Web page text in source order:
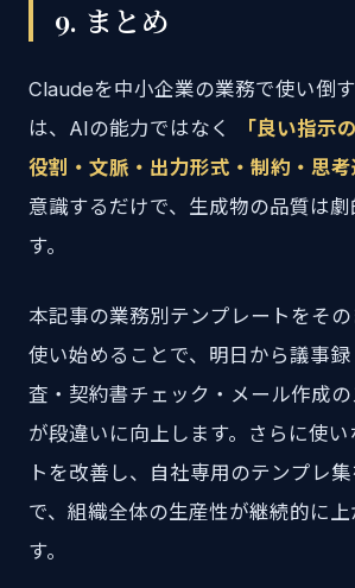
9. まとめ
Claudeを中小企業の業務で使い倒
は、AIの能力ではなく
「良い指示
役割・文脈・出力形式・制約・思考
意識するだけで、生成物の品質は劇
す。
本記事の業務別テンプレートをそ
使い始めることで、明日から議事
査・契約書チェック・メール作成
が段違いに向上します。さらに使
トを改善し、自社専用のテンプレ
で、組織全体の生産性が継続的に上
す。